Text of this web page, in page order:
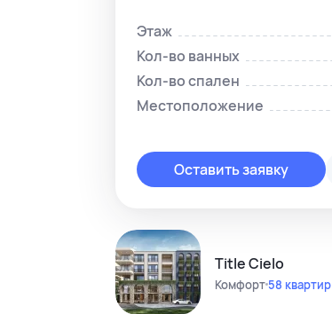
Этаж
Кол-во ванных
Кол-во спален
Местоположение
Оставить заявку
Title Cielo
Комфорт58 квартир